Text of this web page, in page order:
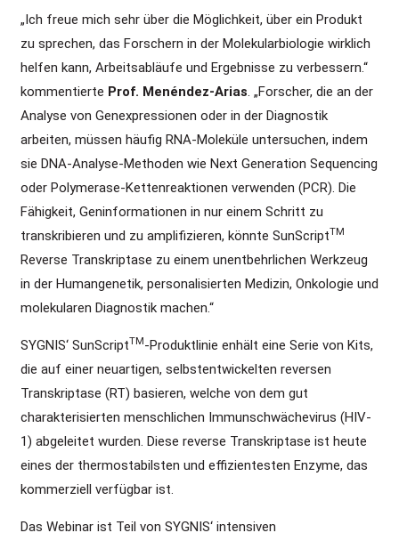
„Ich freue mich sehr über die Möglichkeit, über ein Produkt
zu sprechen, das Forschern in der Molekularbiologie wirklich
helfen kann, Arbeitsabläufe und Ergebnisse zu verbessern.“
kommentierte Prof. Menéndez-Arias. „Forscher, die an der
Analyse von Genexpressionen oder in der Diagnostik
arbeiten, müssen häufig RNA-Moleküle untersuchen, indem
sie DNA-Analyse-Methoden wie Next Generation Sequencing
oder Polymerase-Kettenreaktionen verwenden (PCR). Die
Fähigkeit, Geninformationen in nur einem Schritt zu
transkribieren und zu amplifizieren, könnte SunScriptTM
Reverse Transkriptase zu einem unentbehrlichen Werkzeug
in der Humangenetik, personalisierten Medizin, Onkologie und
molekularen Diagnostik machen.“
SYGNIS‘ SunScriptTM -Produktlinie enhält eine Serie von Kits,
die auf einer neuartigen, selbstentwickelten reversen
Transkriptase (RT) basieren, welche von dem gut
charakterisierten menschlichen Immunschwächevirus (HIV-
1) abgeleitet wurden. Diese reverse Transkriptase ist heute
eines der thermostabilsten und effizientesten Enzyme, das
kommerziell verfügbar ist.
Das Webinar ist Teil von SYGNIS‘ intensiven